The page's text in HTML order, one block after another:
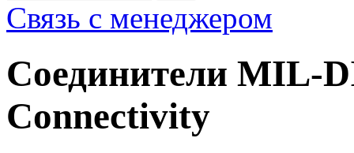
Связь с менеджером
Соединители MIL-
Connectivity